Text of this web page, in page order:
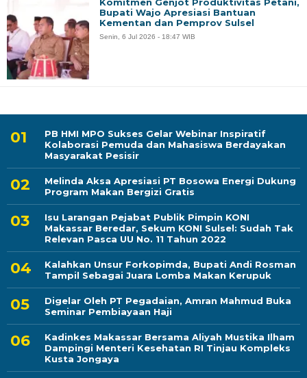
PB HMI MPO Sukses Gelar Webinar Inspiratif
Kolaborasi Pemuda dan Mahasiswa Berdayakan
Masyarakat Pesisir
Melinda Aksa Apresiasi PT Bosowa Energi Dukung
Program Makan Bergizi Gratis
Isu Larangan Pejabat Publik Pimpin KONI
Makassar Beredar, Sekum KONI Sulsel: Sudah Tak
Relevan Pasca UU No. 11 Tahun 2022
Kalahkan Unsur Forkopimda, Bupati Andi Rosman
Tampil Sebagai Juara Lomba Makan Kerupuk
Digelar Oleh PT Pegadaian, Amran Mahmud Buka
Seminar Pembiayaan Haji
Kadinkes Makassar Bersama Aliyah Mustika Ilham
Dampingi Menteri Kesehatan RI Tinjau Kompleks
Kusta Jongaya
Bupati Wajo Apresiasi Bantuan
Kementan dan Pemprov Sulsel
Senin, 6 Jul 2026 - 18:47 WIB